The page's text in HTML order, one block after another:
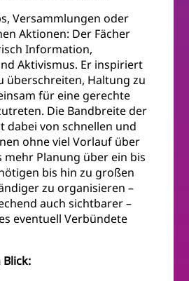
Versammlungen oder
Aktionen: Der Fächer
Information,
Aktivismus. Er inspiriert
überschreiten, Haltung zu
für eine gerechte
Die Bandbreite der
dabei von schnellen und
ohne viel Vorlauf über
mehr Planung über ein bis
bis hin zu großen
zu organisieren –
auch sichtbarer –
eventuell Verbündete